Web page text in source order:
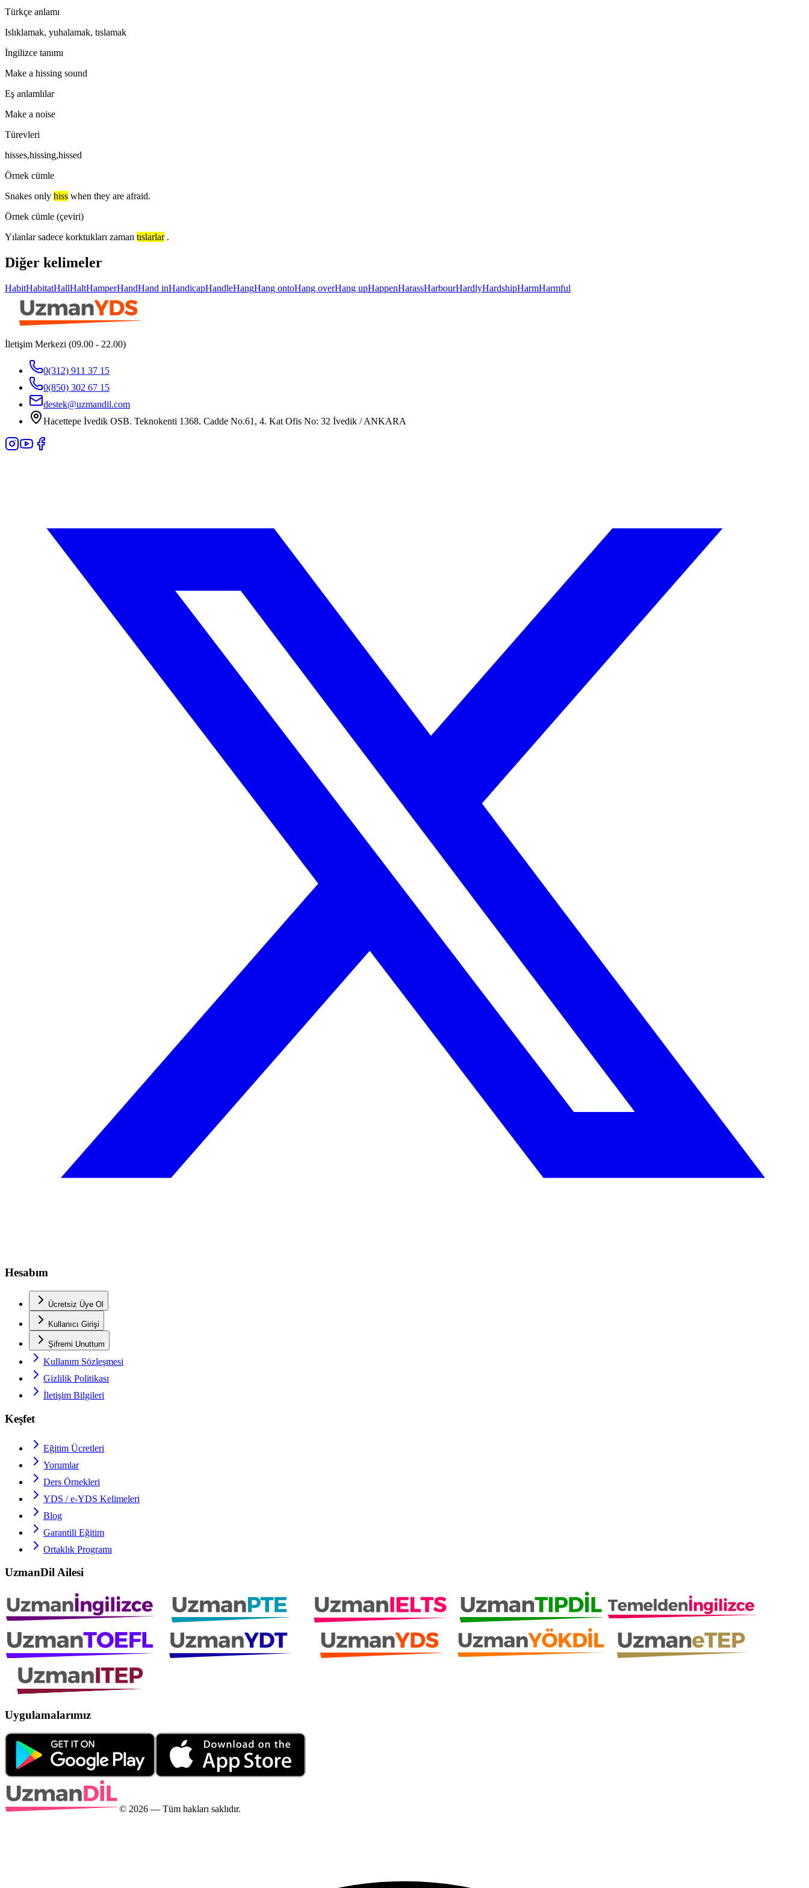
Türkçe anlamı
Islıklamak, yuhalamak, tıslamak
İngilizce tanımı
Make a hissing sound
Eş anlamlılar
Make a noise
Türevleri
hisses,hissing,hissed
Örnek cümle
Snakes only hiss when they are afraid.
Örnek cümle (çeviri)
Yılanlar sadece korktukları zaman tıslarlar .
Diğer kelimeler
HabitHabitatHallHaltHamperHandHand inHandicapHandleHangHang ontoHang overHang upHappenHarassHarbourHardlyHardshipHarmHarmful
İletişim Merkezi (09.00 - 22.00)
0(312) 911 37 15
0(850) 302 67 15
destek@uzmandil.com
Hacettepe İvedik OSB. Teknokenti 1368. Cadde No.61, 4. Kat Ofis No: 32 İvedik / ANKARA
Hesabım
Ücretsiz Üye Ol
Kullanıcı Girişi
Şifremi Unuttum
Kullanım Sözleşmesi
Gizlilik Politikası
İletişim Bilgileri
Keşfet
Eğitim Ücretleri
Yorumlar
Ders Örnekleri
YDS / e-YDS Kelimeleri
Blog
Garantili Eğitim
Ortaklık Programı
UzmanDil Ailesi
Uygulamalarımız
© 2026 — Tüm hakları saklıdır.